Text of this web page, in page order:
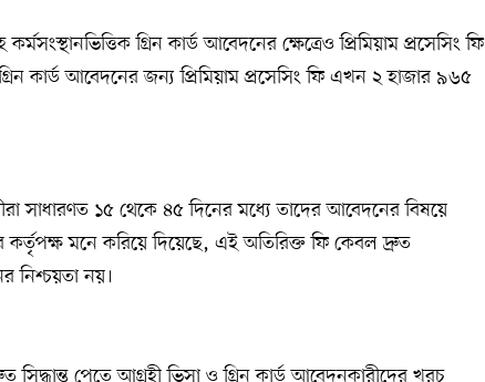
গ্রিন কার্ড আবেদনের ক্ষেত্রেও প্রিমিয়াম প্রসেসিং ফি
কার্ড আবেদনের জন্য প্রিমিয়াম প্রসেসিং ফি এখন ২ হাজার ৯৬৫
সাধারণত ১৫ থেকে ৪৫ দিনের মধ্যে তাদের আবেদনের বিষয়ে
কর্তৃপক্ষ মনে করিয়ে দিয়েছে, এই অতিরিক্ত ফি কেবল দ্রুত
নিশ্চয়তা নয়।
পেতে আগ্রহী ভিসা ও গ্রিন কার্ড আবেদনকারীদের খরচ